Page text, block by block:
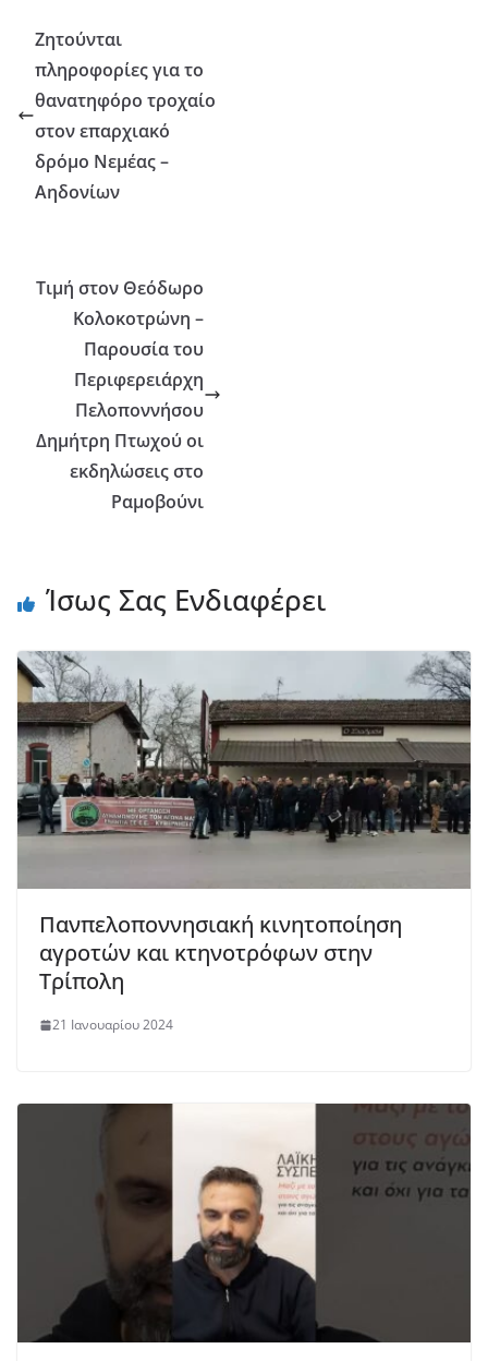
Ζητούνται
πληροφορίες για το
θανατηφόρο τροχαίο
στον επαρχιακό
δρόμο Νεμέας –
Αηδονίων
Τιμή στον Θεόδωρο
Κολοκοτρώνη –
Παρουσία του
Περιφερειάρχη
Πελοποννήσου
Δημήτρη Πτωχού οι
εκδηλώσεις στο
Ραμοβούνι
Ίσως Σας Ενδιαφέρει
Πανπελοποννησιακή κινητοποίηση
αγροτών και κτηνοτρόφων στην
Τρίπολη
21 Ιανουαρίου 2024